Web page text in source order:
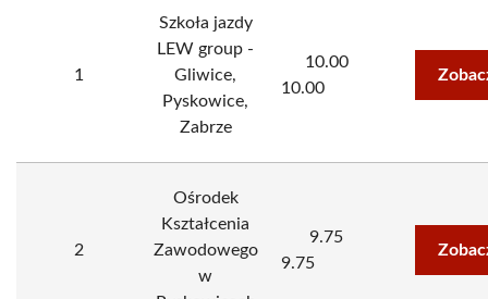
1
Szkoła jazdy
LEW group -
Gliwice,
Pyskowice,
Zabrze
10.00
10.00
2
Ośrodek
Kształcenia
Zawodowego
w
9.75
9.75